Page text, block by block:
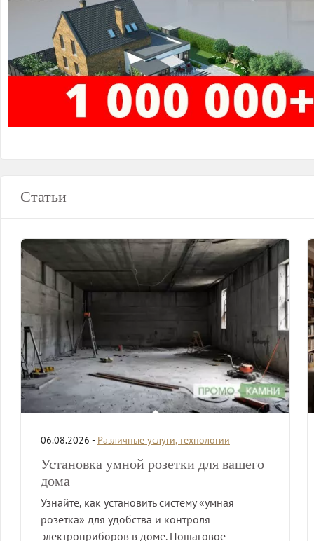
Статьи
06.08.2026 - Различные услуги, технологии
Установка умной розетки для вашего
дома
Узнайте, как установить систему «умная
розетка» для удобства и контроля
электроприборов в доме. Пошаговое